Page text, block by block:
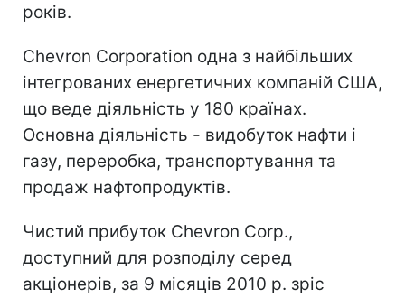
років.
Chevron Corporation одна з найбільших
інтегрованих енергетичних компаній США,
що веде діяльність у 180 країнах.
Основна діяльність - видобуток нафти і
газу, переробка, транспортування та
продаж нафтопродуктів.
Чистий прибуток Chevron Corp.,
доступний для розподілу серед
акціонерів, за 9 місяців 2010 р. зріс